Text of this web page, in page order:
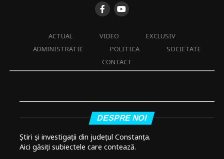
ACTUAL VIDEO
EXCLUSIV
ADMINISTRATIE
POLITICA
SOCIETATE
CONTACT
DESPRE NOI
Știri și investigații din județul Constanța.
Aici găsiți subiectele care contează.